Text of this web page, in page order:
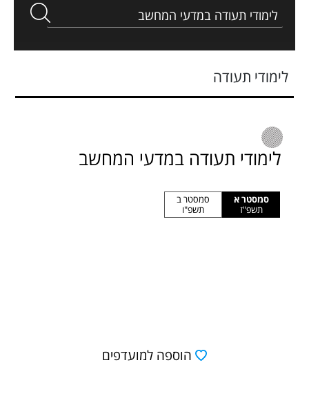
לימודי תעודה
לימודי תעודה במדעי המחשב
סמסטר א
תשפ"ז
סמסטר ב
תשפ"ו
הוספה למועדפים